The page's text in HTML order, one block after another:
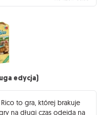
edycja)
to gra, której brakuje
na długi czas odejdą na